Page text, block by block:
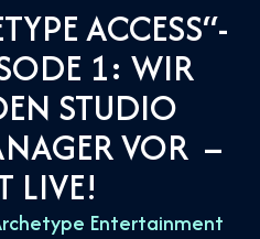
ACCESS“-
1: WIR
STUDIO
VOR –
LIVE!
Entertainment